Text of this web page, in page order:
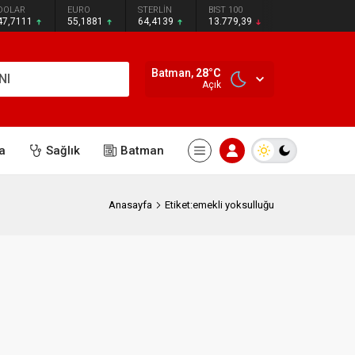
EURO
55,1881
STERLİN
64,4139
BIST 100
13.779,39
Batman, 28°C
Açık
Sağlık Batman
Anasayfa Etiket:emekli yoksulluğu